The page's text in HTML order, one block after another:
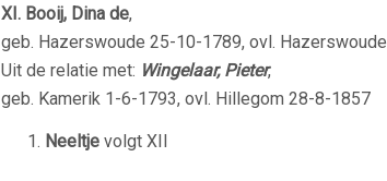
XI. Booij, Dina de,
geb. Hazerswoude 25-10-1789, ovl.
Uit de relatie met: Wingelaar, Pieter,
geb. Kamerik 1-6-1793, ovl. Hillegom 28-8-1857
Neeltje volgt XII